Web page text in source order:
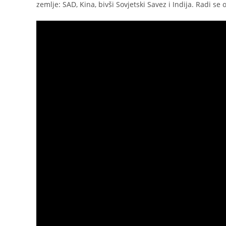
zemlje: SAD, Kina, bivši Sovjetski Savez i Indija. Radi